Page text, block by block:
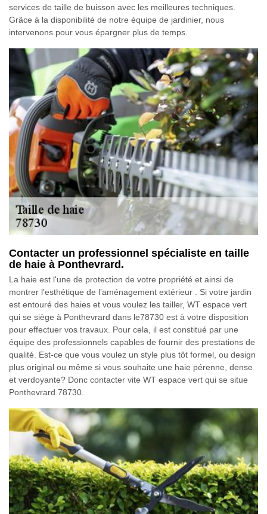
services de taille de buisson avec les meilleures techniques.
Grâce à la disponibilité de notre équipe de jardinier, nous
intervenons pour vous épargner plus de temps.
Contacter un professionnel spécialiste en taille
de haie à Ponthevrard.
La haie est l'une de protection de votre propriété et ainsi de
montrer l'esthétique de l’aménagement extérieur . Si votre jardin
est entouré des haies et vous voulez les tailler, WT espace vert
qui se siège à Ponthevrard dans le78730 est à votre disposition
pour effectuer vos travaux. Pour cela, il est constitué par une
équipe des professionnels capables de fournir des prestations de
qualité. Est-ce que vous voulez un style plus tôt formel, ou design
plus original ou même si vous souhaite une haie pérenne, dense
et verdoyante? Donc contacter vite WT espace vert qui se situe
Ponthevrard 78730.